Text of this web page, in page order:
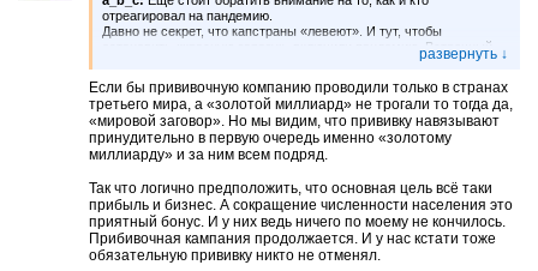
отреагировал на пандемию.
Давно не секрет, что капстраны «левеют». И тут, чтобы
остановить «красную заразу», включили пандемию. Встречный
пал, так сказать. А обогащение некоторых — побочный,
Теперь вот долбят про будущий голод и опять приплетают ковид.
Я думаю, что ещё рано смеяться над теми, кто говорит
о мировом заговоре.
Если бы прививочную компанию проводили только в странах
третьего мира, а «золотой миллиард» не трогали то тогда да,
«мировой заговор». Но мы видим, что прививку навязывают
принудительно в первую очередь именно «золотому
миллиарду» и за ним всем подряд.
Так что логично предположить, что основная цель всё таки
прибыль и бизнес. А сокращение численности населения это
приятный бонус. И у них ведь ничего по моему не кончилось.
Прибивочная кампания продолжается. И у нас кстати тоже
обязательную прививку никто не отменял.